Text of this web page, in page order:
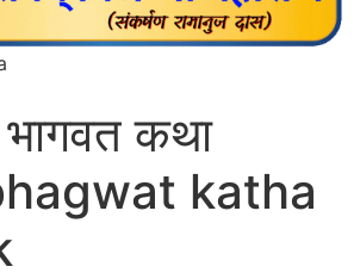
भागवत कथा
katha